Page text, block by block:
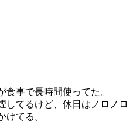
事で長時間使ってた。
してるけど、休日はノロノロ
けてる。